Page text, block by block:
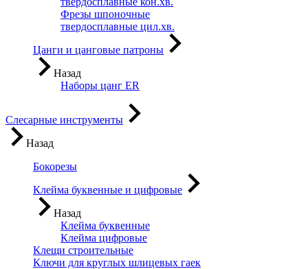
Фрезы шпоночные
твердосплавные цил.хв.
Цанги и цанговые патроны
Назад
Наборы цанг ER
Слесарные инструменты
Назад
Бокорезы
Клейма буквенные и цифровые
Назад
Клейма буквенные
Клейма цифровые
Клещи строительные
Ключи для круглых шлицевых гаек